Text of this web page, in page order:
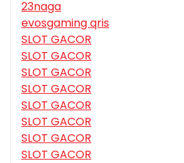
23naga
evosgaming qris
SLOT GACOR
SLOT GACOR
SLOT GACOR
SLOT GACOR
SLOT GACOR
SLOT GACOR
SLOT GACOR
SLOT GACOR